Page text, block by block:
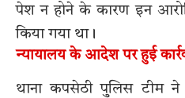
पेश न होने के कारण इन
किया गया था।
न्यायालय के आदेश पर हुई
थाना कपसेठी पुलिस टीम